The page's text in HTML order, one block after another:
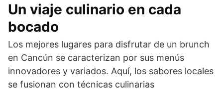
Un viaje culinario en cada
bocado
Los mejores lugares para disfrutar de un brunch
en Cancún se caracterizan por sus menús
innovadores y variados. Aquí, los sabores locales
se fusionan con técnicas culinarias